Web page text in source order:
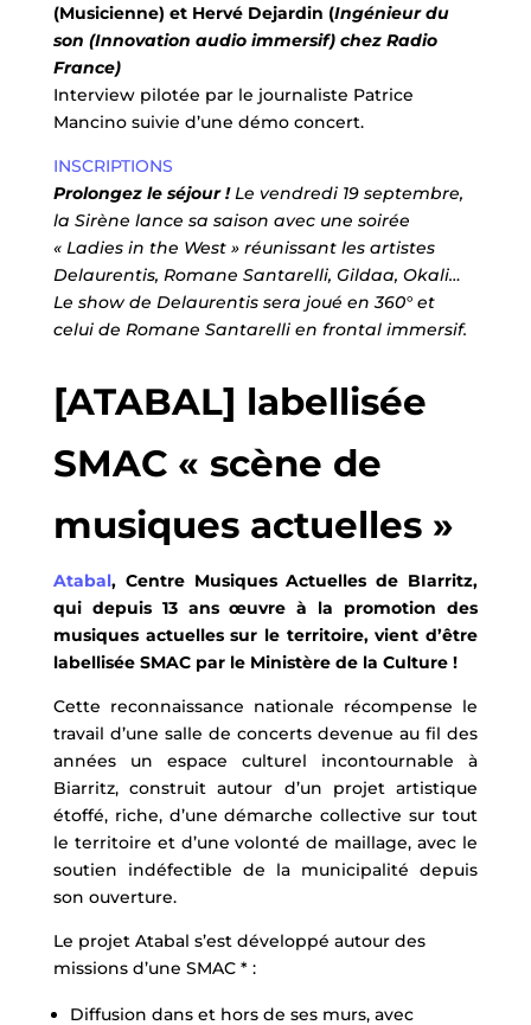
(Musicienne) et Hervé Dejardin (Ingénieur du
son (Innovation audio immersif) chez Radio
France)
Interview pilotée par le journaliste Patrice
Mancino suivie d’une démo concert.
INSCRIPTIONS
Prolongez le séjour !Le vendredi 19 septembre,
la Sirène lance sa saison avec une soirée
« Ladies in the West » réunissant les artistes
Delaurentis, Romane Santarelli, Gildaa, Okali…
Le show de Delaurentis sera joué en 360° et
celui de Romane Santarelli en frontal immersif.
[ATABAL] labellisée
SMAC « scène de
musiques actuelles »
Atabal, Centre Musiques Actuelles de BIarritz,
qui depuis 13 ans œuvre à la promotion des
musiques actuelles sur le territoire, vient d’être
labellisée SMAC par le Ministère de la Culture !
Cette reconnaissance nationale récompense le
travail d’une salle de concerts devenue au fil des
années un espace culturel incontournable à
Biarritz, construit autour d’un projet artistique
étoffé, riche, d’une démarche collective sur tout
le territoire et d’une volonté de maillage, avec le
soutien indéfectible de la municipalité depuis
son ouverture.
Le projet Atabal s’est développé autour des
missions d’une SMAC * :
Diffusion dans et hors de ses murs, avec